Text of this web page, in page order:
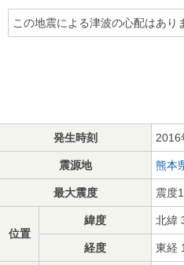
この地震による津波の心配はあり
発生時刻 2016
震源地 熊本
最大震度 震度1
位置
緯度 北緯
経度 東経